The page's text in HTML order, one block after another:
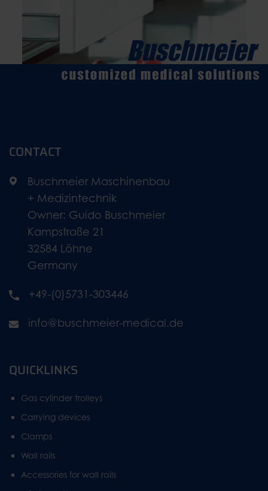
CONTACT
Buschmeier Maschinenbau
+ Medizintechnik
Owner: Guido Buschmeier
Kampstraße 21
32584 Löhne
Germany
+49-(0)5731-303446
info@buschmeier-medical.de
QUICKLINKS
Gas cylinder trolleys
Carrying devices
Clamps
Wall rails
Accessories for wall rails